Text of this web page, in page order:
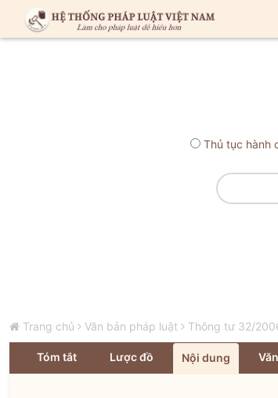
Thủ tục hành
Trang chủ Văn bản pháp luật Thông tư 32/
Tóm tắt Lược đồ Nội dung